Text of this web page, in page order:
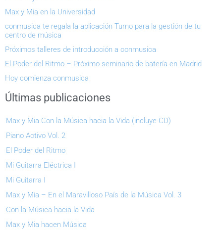
Max y Mia en la Universidad
conmusica te regala la aplicación Turno para la gestión de tu
centro de música
Próximos talleres de introducción a conmusica
El Poder del Ritmo – Próximo seminario de batería en Madrid
Hoy comienza conmusica
Últimas publicaciones
Max y Mia Con la Música hacia la Vida (incluye CD)
Piano Activo Vol. 2
El Poder del Ritmo
Mi Guitarra Eléctrica I
Mi Guitarra I
Max y Mia – En el Maravilloso País de la Música Vol. 3
Con la Música hacia la Vida
Max y Mia hacen Música